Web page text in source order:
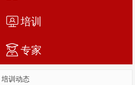
培训
专家
培训动态